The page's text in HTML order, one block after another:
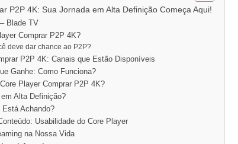
P2P 4K: Sua Jornada em Alta Definição Começa Aqui!
Blade TV
Comprar P2P 4K?
deve dar chance ao P2P?
P2P 4K: Canais que Estão Disponíveis
Ganhe: Como Funciona?
Player Comprar P2P 4K?
Alta Definição?
Está Achando?
Usabilidade do Core Player
na Nossa Vida